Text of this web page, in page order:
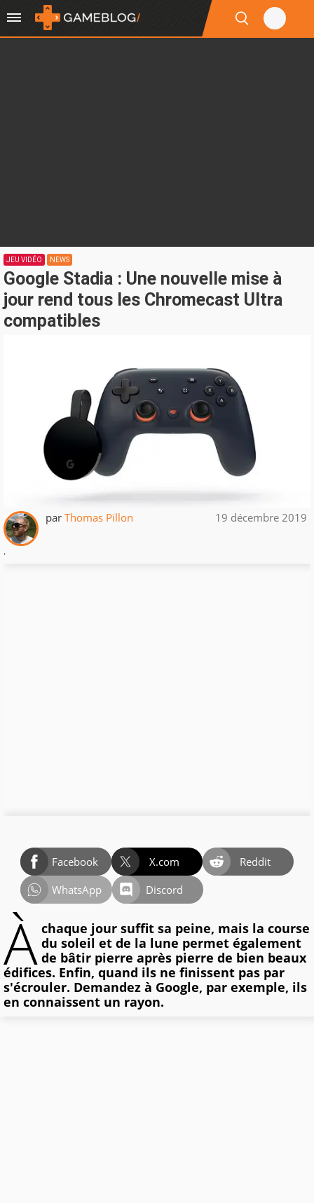
JEU VIDÉO NEWS
Google Stadia : Une nouvelle mise à
jour rend tous les Chromecast Ultra
compatibles
par Thomas Pillon 19 décembre 2019
.
Facebook X.com
Reddit
WhatsApp
Discord
À chaque jour suffit sa peine, mais la course
du soleil et de la lune permet également
de bâtir pierre après pierre de bien beaux
édifices. Enfin, quand ils ne finissent pas par
s'écrouler. Demandez à Google, par exemple, ils
en connaissent un rayon.